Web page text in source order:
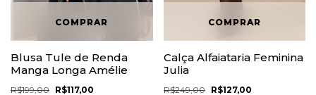
Blusa Tule de Renda
Manga Longa Amélie
R$199,00 R$117,00
Calça Alfaiataria Feminina
Julia
R$249,00
R$127,00